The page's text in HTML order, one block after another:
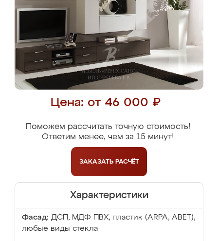
Цена: от 46 000 ₽
Поможем рассчитать точную стоимость!
Ответим менее, чем за 15 минут!
ЗАКАЗАТЬ РАСЧЁТ
Характеристики
Фасад: ДСП, МДФ ПВХ, пластик (ARPA, ABET),
любые виды стекла